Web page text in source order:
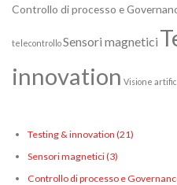
Controllo di processo e
telecontrolloSensori magnetici
innovation Visione
Testing & innovation (21)
Sensori magnetici(3)
Controllo di processo e